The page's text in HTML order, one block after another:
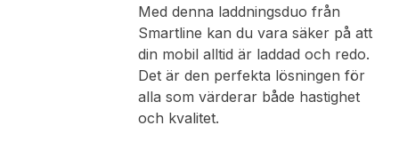
Med denna laddningsduo från
Smartline kan du vara säker på att
din mobil alltid är laddad och redo.
Det är den perfekta lösningen för
alla som värderar både hastighet
och kvalitet.